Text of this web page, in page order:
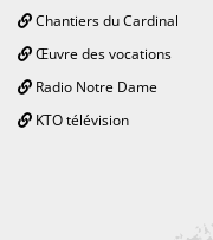
Chantiers du Cardinal
Œuvre des vocations
Radio Notre Dame
KTO télévision